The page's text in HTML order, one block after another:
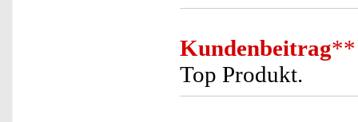
Kundenbeitrag**
Top Produkt.